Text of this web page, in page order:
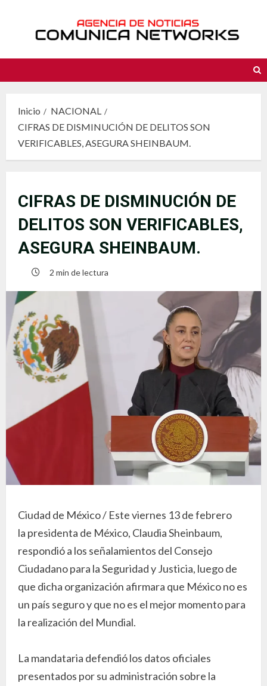
contenido
Inicio
NACIONAL
CIFRAS DE DISMINUCIÓN DE DELITOS SON
VERIFICABLES, ASEGURA SHEINBAUM.
CIFRAS DE DISMINUCIÓN DE
DELITOS SON VERIFICABLES,
ASEGURA SHEINBAUM.
2 min de lectura
Ciudad de México / Este viernes 13 de febrero
la presidenta de México, Claudia Sheinbaum,
respondió a los señalamientos del Consejo
Ciudadano para la Seguridad y Justicia, luego de
que dicha organización afirmara que México no es
un país seguro y que no es el mejor momento para
la realización del Mundial.
La mandataria defendió los datos oficiales
presentados por su administración sobre la